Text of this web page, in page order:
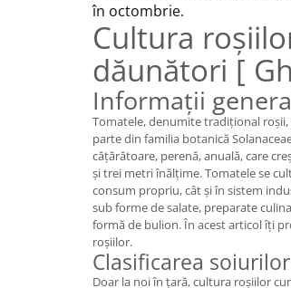
în octombrie.
Cultura
dăunători [
Informații
Tomatele, denumite tradițional
parte din familia botanică
cățărătoare, perenă, anuală, care
și trei metri înălțime. Tomatele se
consum propriu, cât și în sistem
sub forme de salate, preparate
formă de bulion. În acest articol îți
roșiilor.
Clasificarea
Doar la noi în țară, cultura roșiilor